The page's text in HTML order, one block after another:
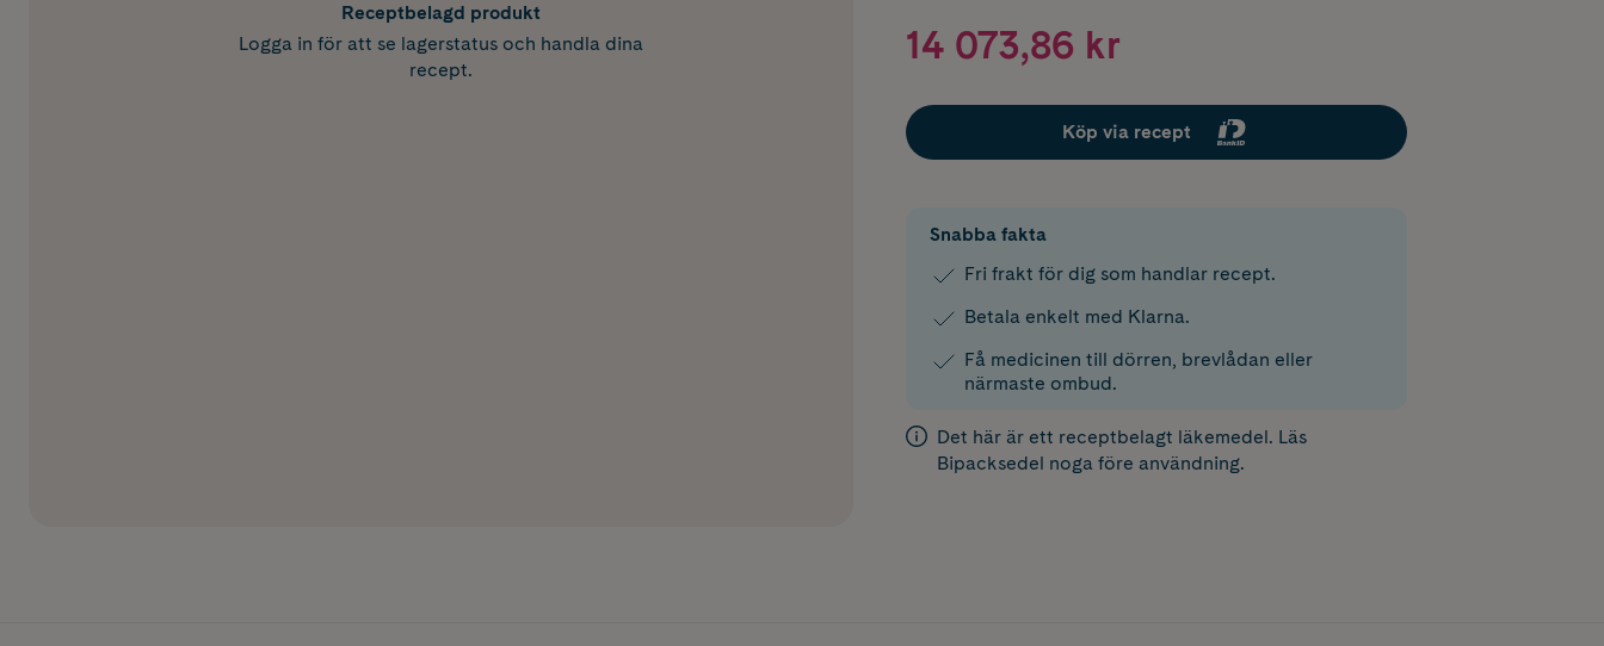
Receptbelagd produkt
Logga in för att se lagerstatus och handla dina
recept.
14 073,86 kr
Köp via recept
Snabba fakta
Fri frakt för dig som handlar recept.
Betala enkelt med Klarna.
Få medicinen till dörren, brevlådan eller
närmaste ombud.
Det här är ett receptbelagt läkemedel. Läs
Bipacksedel noga före användning.